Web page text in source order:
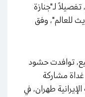
لـ"جنازة
للعالم"، وفق
توافدت حشود
غداة مشاركة
طهران، في